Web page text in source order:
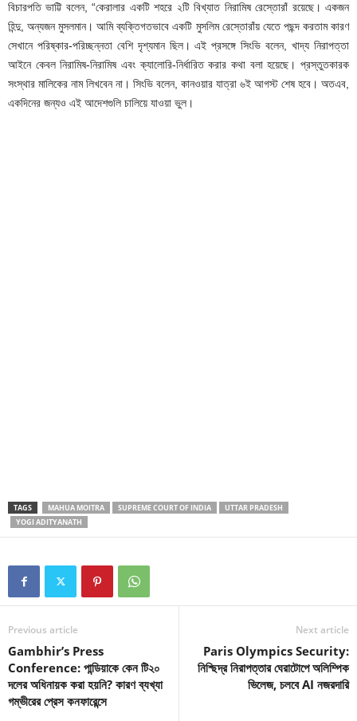
বিচারপতি ভাট্টি বলেন, “কেরালার একটি শহরে ২টি বিখ্যাত নিরামিষ রেস্তোরাঁ রয়েছে। একজন
হিন্দু, অন্যজন মুসলমান। আমি ব্যক্তিগতভাবে একটি মুসলিম রেস্তোরাঁয় যেতে পছন্দ করতাম কারণ
সেখানে পরিষ্কার-পরিচ্ছন্নতা বেশি দৃশ্যমান ছিল। এই প্রসঙ্গে সিংভি বলেন, খাদ্য নিরাপত্তা
আইনে কেবল নিরামিষ-নিরামিষ এবং ক্যালোরি-নির্ধারিত করার কথা বলা হয়েছে। প্রস্তুতকারক
সংস্থার মালিকের নাম লিখবেন না। সিংভি বলেন, কানওয়ার যাত্রা ৬ই আগস্ট শেষ হবে। অতএব,
একদিনের জন্যও এই আদেশগুলি চালিয়ে যাওয়া ভুল।
TAGS MAHUA MOITRA SUPREME COURT OF INDIA
UTTAR PRADESH
YOGI ADITYANATH
Previous article
Gambhir’s Press
Conference: পান্ডিয়াকে কেন টি২০
দলের অধিনায়ক করা হয়নি? কারণ ব্যখ্যা
গম্ভীরের প্রেস কনফারেন্সে
Next article
Paris Olympics Security:
নিশ্ছিদ্র নিরাপত্তার ঘেরাটোপে অলিম্পিক
ভিলেজ, চলবে AI নজরদারি